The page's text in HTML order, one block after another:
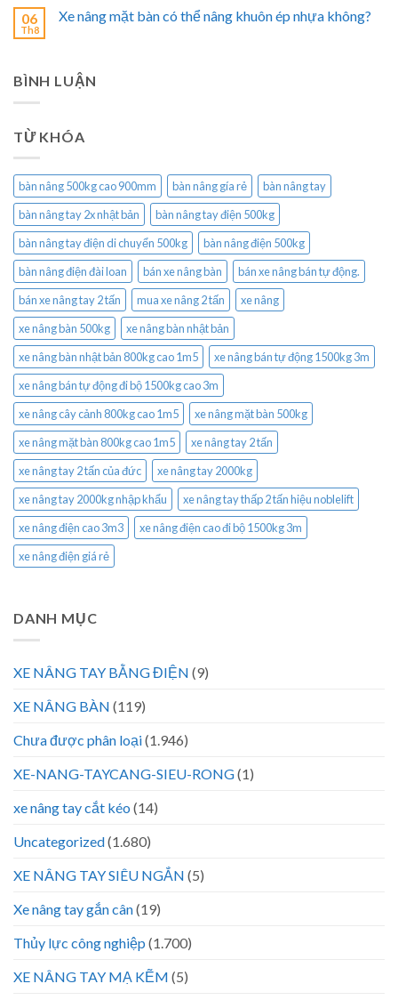
06
Th8
Xe nâng mặt bàn có thể nâng khuôn ép nhựa không?
BÌNH LUẬN
TỪ KHÓA
bàn nâng 500kg cao 900mm bàn nâng gía rẻ
bàn nâng tay
bàn nâng tay 2x nhật bản
bàn nâng tay điện 500kg
bàn nâng tay điện di chuyển 500kg
bàn nâng điện 500kg
bàn nâng điện đài loan
bán xe nâng bàn
bán xe nâng bán tự động.
bán xe nâng tay 2 tấn
mua xe nâng 2 tấn
xe nâng
xe nâng bàn 500kg
xe nâng bàn nhật bản
xe nâng bàn nhật bản 800kg cao 1m5
xe nâng bán tự động 1500kg 3m
xe nâng bán tự động đi bộ 1500kg cao 3m
xe nâng cây cảnh 800kg cao 1m5
xe nâng mặt bàn 500kg
xe nâng mặt bàn 800kg cao 1m5
xe nâng tay 2 tấn
xe nâng tay 2 tấn của đức
xe nâng tay 2000kg
xe nâng tay 2000kg nhập khẩu
xe nâng tay thấp 2 tấn hiệu noblelift
xe nâng điện cao 3m3
xe nâng điện cao đi bộ 1500kg 3m
xe nâng điện giá rẻ
DANH MỤC
XE NÂNG TAY BẰNG ĐIỆN (9)
XE NÂNG BÀN (119)
Chưa được phân loại(1.946)
XE-NANG-TAYCANG-SIEU-RONG(1)
xe nâng tay cắt kéo (14)
Uncategorized(1.680)
XE NÂNG TAY SIÊU NGẮN (5)
Xe nâng tay gắn cân(19)
Thủy lực công nghiệp (1.700)
XE NÂNG TAY MẠ KẼM (5)